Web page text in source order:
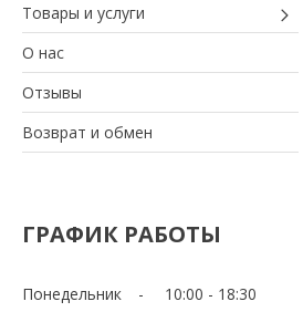
Товары и услуги
О нас
Отзывы
Возврат и обмен
ГРАФИК РАБОТЫ
Понедельник 10:00
18:30